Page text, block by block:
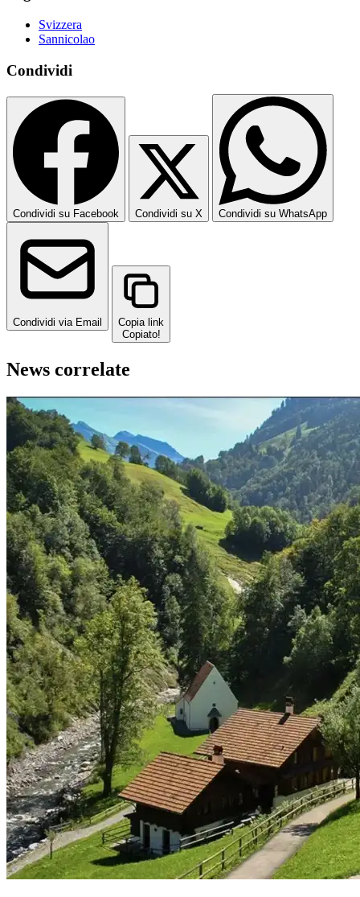
Svizzera
Sannicolao
Condividi
Condividi su Facebook Condividi su X Condividi su WhatsApp
Condividi via Email
Copia link
Copiato!
News correlate